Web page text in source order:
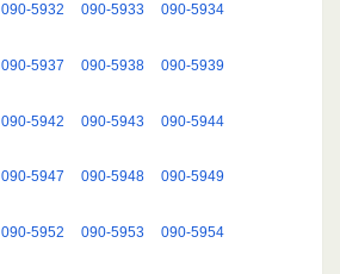
090-5932 090-5933 090-5934
090-5937 090-5938 090-5939
090-5942 090-5943 090-5944
090-5947 090-5948 090-5949
090-5952 090-5953 090-5954